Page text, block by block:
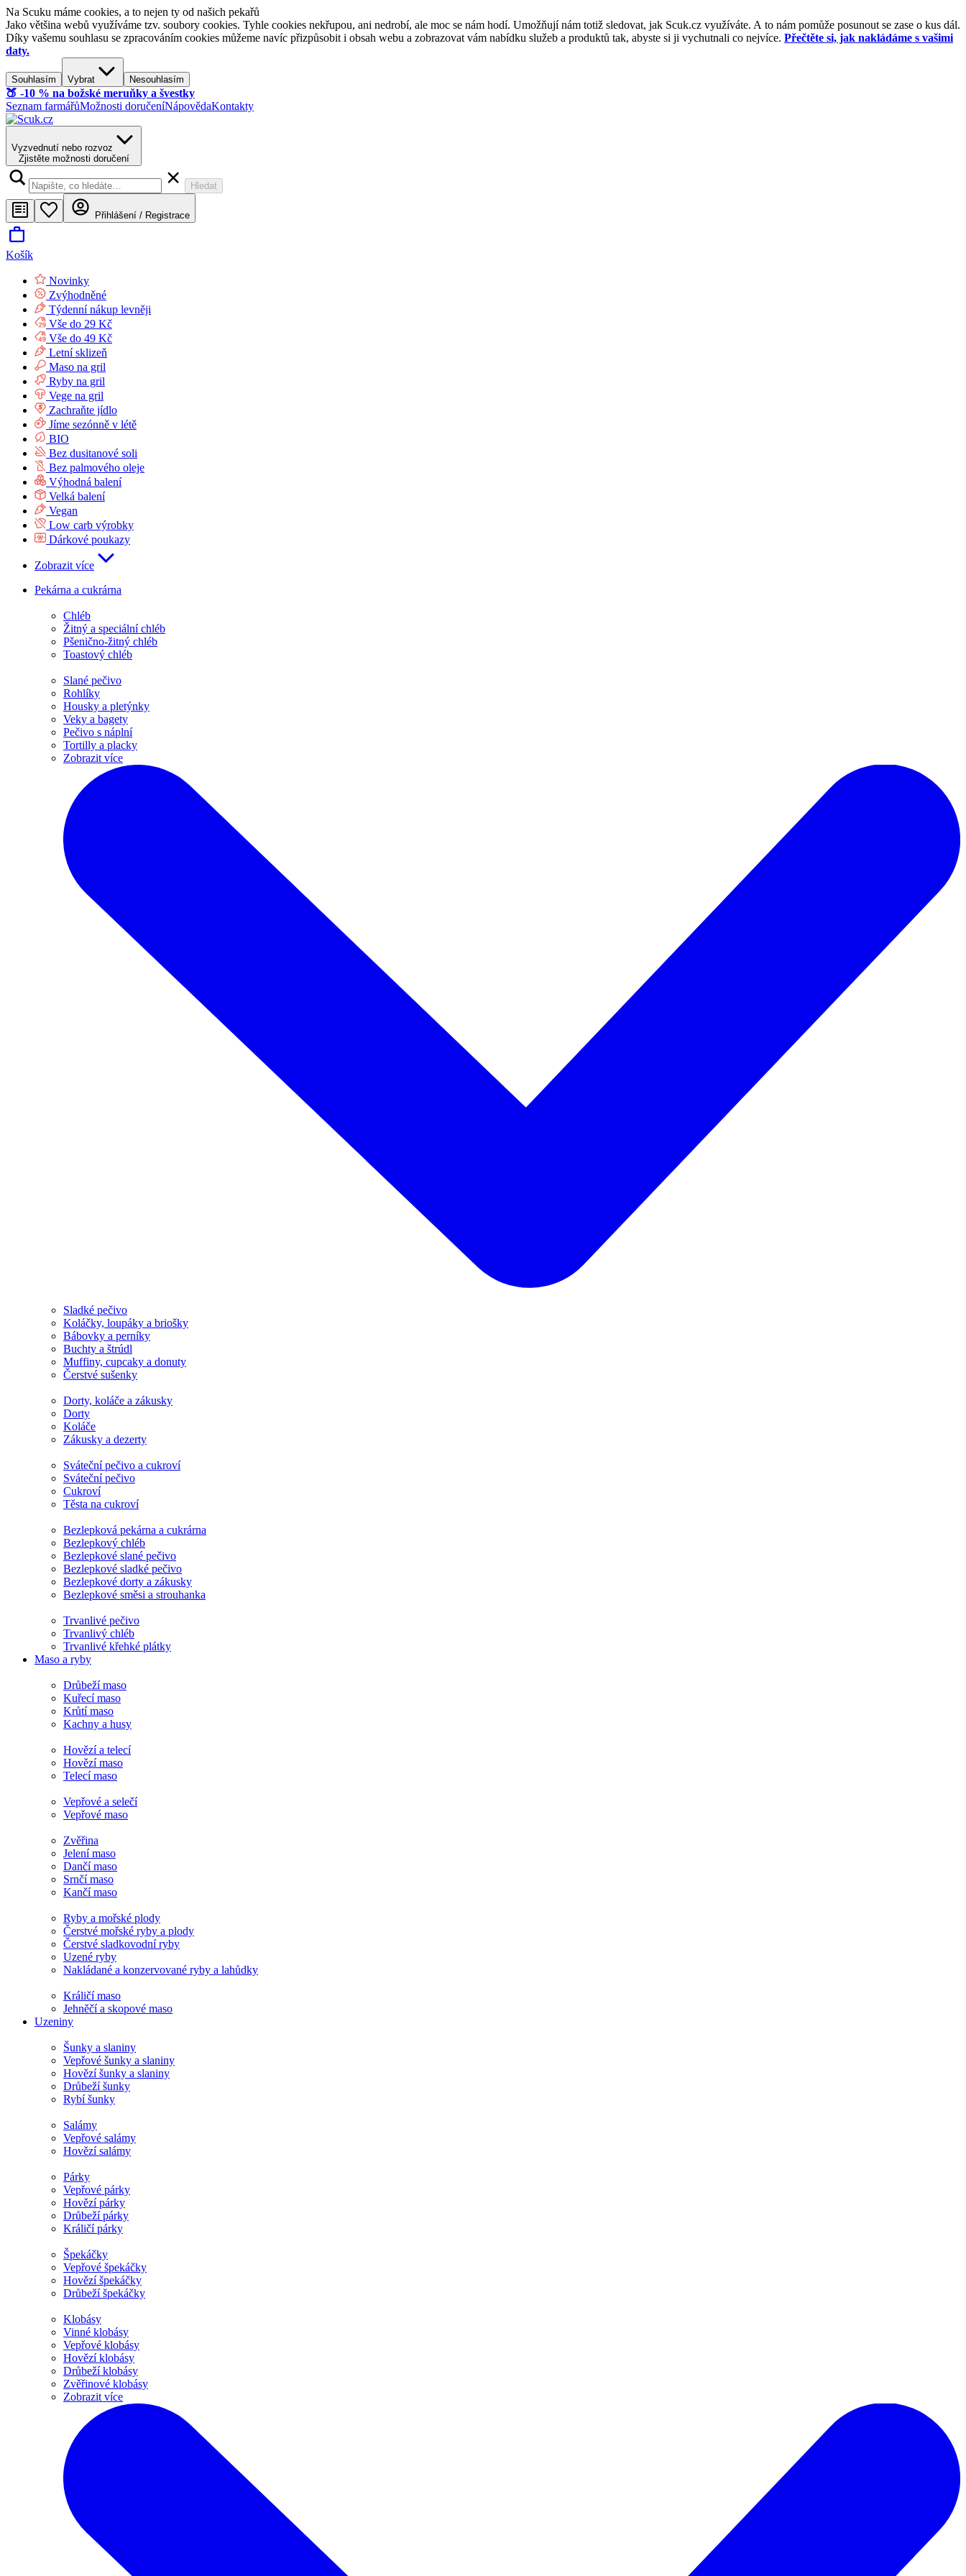
Na Scuku máme cookies, a to nejen ty od našich pekařů
Jako většina webů využíváme tzv. soubory cookies. Tyhle cookies nekřupou, ani nedrobí, ale moc se nám hodí. Umožňují nám totiž sledovat, jak Scuk.cz využíváte. A to nám pomůže posunout se zase o kus dál.
Díky vašemu souhlasu se zpracováním cookies můžeme navíc přizpůsobit i obsah webu a zobrazovat vám nabídku služeb a produktů tak, abyste si ji vychutnali co nejvíce. Přečtěte si, jak nakládáme s vašimi
daty.
Souhlasím Vybrat Nesouhlasím
🍑​ -10 % na božské meruňky a švestky
Seznam farmářůMožnosti doručeníNápovědaKontakty
Vyzvednutí nebo rozvoz
Zjistěte možnosti doručení
Hledat
Přihlášení / Registrace
Košík
Novinky
Zvýhodněné
Týdenní nákup levněji
Vše do 29 Kč
Vše do 49 Kč
Letní sklizeň
Maso na gril
Ryby na gril
Vege na gril
Zachraňte jídlo
Jíme sezónně v létě
BIO
Bez dusitanové soli
Bez palmového oleje
Výhodná balení
Velká balení
Vegan
Low carb výrobky
Dárkové poukazy
Zobrazit více
Pekárna a cukrárna
Chléb
Žitný a speciální chléb
Pšenično-žitný chléb
Toastový chléb
Slané pečivo
Rohlíky
Housky a pletýnky
Veky a bagety
Pečivo s náplní
Tortilly a placky
Zobrazit více
Sladké pečivo
Koláčky, loupáky a briošky
Bábovky a perníky
Buchty a štrúdl
Muffiny, cupcaky a donuty
Čerstvé sušenky
Dorty, koláče a zákusky
Dorty
Koláče
Zákusky a dezerty
Sváteční pečivo a cukroví
Sváteční pečivo
Cukroví
Těsta na cukroví
Bezlepková pekárna a cukrárna
Bezlepkový chléb
Bezlepkové slané pečivo
Bezlepkové sladké pečivo
Bezlepkové dorty a zákusky
Bezlepkové směsi a strouhanka
Trvanlivé pečivo
Trvanlivý chléb
Trvanlivé křehké plátky
Maso a ryby
Drůbeží maso
Kuřecí maso
Krůtí maso
Kachny a husy
Hovězí a telecí
Hovězí maso
Telecí maso
Vepřové a selečí
Vepřové maso
Zvěřina
Jelení maso
Dančí maso
Srnčí maso
Kančí maso
Ryby a mořské plody
Čerstvé mořské ryby a plody
Čerstvé sladkovodní ryby
Uzené ryby
Nakládané a konzervované ryby a lahůdky
Králičí maso
Jehněčí a skopové maso
Uzeniny
Šunky a slaniny
Vepřové šunky a slaniny
Hovězí šunky a slaniny
Drůbeží šunky
Rybí šunky
Salámy
Vepřové salámy
Hovězí salámy
Párky
Vepřové párky
Hovězí párky
Drůbeží párky
Králičí párky
Špekáčky
Vepřové špekáčky
Hovězí špekáčky
Drůbeží špekáčky
Klobásy
Vinné klobásy
Vepřové klobásy
Hovězí klobásy
Drůbeží klobásy
Zvěřinové klobásy
Zobrazit více